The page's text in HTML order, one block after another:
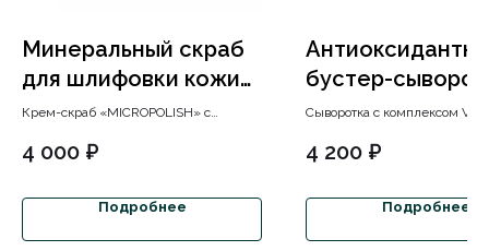
Минеральный скраб
для шлифовки кожи
Mineral scrub «MICRO
POLISH»
Крем-скраб «MICROPOLISH» с
глубоко очищает, выравнивает
4 000 ₽
Подробнее
бустер-
витамином C3+
Serum «BOOST
Сыворотка с комплексом
витамина С для осветления,
4 200 ₽
Подробнее